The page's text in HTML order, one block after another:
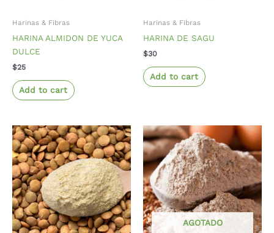
Harinas & Fibras
HARINA ALMIDON DE YUCA
DULCE
$25
Add to cart
Harinas & Fibras
HARINA DE SAGU
$30
Add to cart
AGOTADO